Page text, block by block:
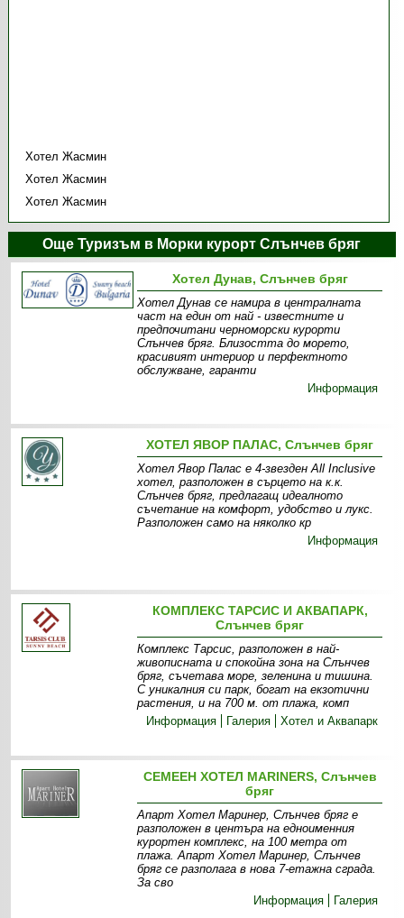
Хотел Жасмин
Хотел Жасмин
Хотел Жасмин
Още Туризъм в Морки курорт Слънчев бряг
Хотел Дунав, Слънчев бряг
Хотел Дунав се намира в централната
част на един от най - известните и
предпочитани черноморски курорти
Слънчев бряг. Близостта до морето,
красивият интериор и перфектното
обслужване, гаранти
Информация
ХОТЕЛ ЯВОР ПАЛАС, Слънчев бряг
Хотел Явор Палас е 4-звезден All Inclusive
хотел, разположен в сърцето на к.к.
Слънчев бряг, предлагащ идеалното
съчетание на комфорт, удобство и лукс.
Разположен само на няколко кр
Информация
КОМПЛЕКС ТАРСИС И АКВАПАРК,
Слънчев бряг
Комплекс Тарсис, разположен в най-
живописната и спокойна зона на Слънчев
бряг, съчетава море, зеленина и тишина.
С уникалния си парк, богат на екзотични
растения, и на 700 м. от плажа, комп
Информация
Галерия Хотел и Аквапарк
СЕМЕЕН ХОТЕЛ MARINERS, Слънчев
бряг
Апарт Хотел Маринер, Слънчев бряг е
разположен в центъра на едноименния
курортен комплекс, на 100 метра от
плажа. Апарт Хотел Маринер, Слънчев
бряг се разполага в нова 7-етажна сграда.
За сво
Информация
Галерия